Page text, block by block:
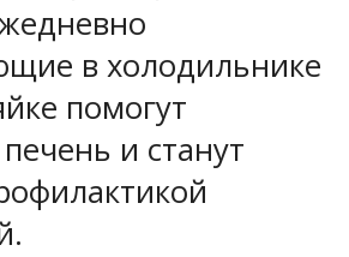
в холодильнике
помогут
и станут